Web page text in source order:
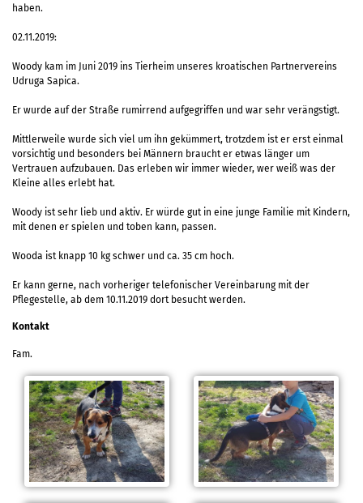
haben.
02.11.2019:
Woody kam im Juni 2019 ins Tierheim unseres kroatischen Partnervereins
Udruga Sapica.
Er wurde auf der Straße rumirrend aufgegriffen und war sehr verängstigt.
Mittlerweile wurde sich viel um ihn gekümmert, trotzdem ist er erst einmal
vorsichtig und besonders bei Männern braucht er etwas länger um
Vertrauen aufzubauen. Das erleben wir immer wieder, wer weiß was der
Kleine alles erlebt hat.
Woody ist sehr lieb und aktiv. Er würde gut in eine junge Familie mit Kindern,
mit denen er spielen und toben kann, passen.
Wooda ist knapp 10 kg schwer und ca. 35 cm hoch.
Er kann gerne, nach vorheriger telefonischer Vereinbarung mit der
Pflegestelle, ab dem 10.11.2019 dort besucht werden.
Kontakt
Fam.